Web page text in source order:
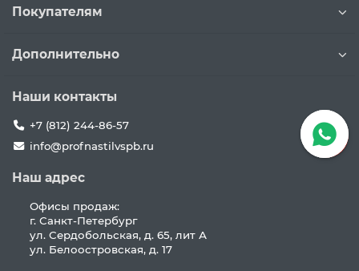
Покупателям
Дополнительно
Наши контакты
+7 (812) 244-86-57
info@profnastilvspb.ru
Наш адрес
Офисы продаж:
г. Санкт-Петербург
ул. Сердобольская, д. 65, лит А
ул. Белоостровская, д. 17